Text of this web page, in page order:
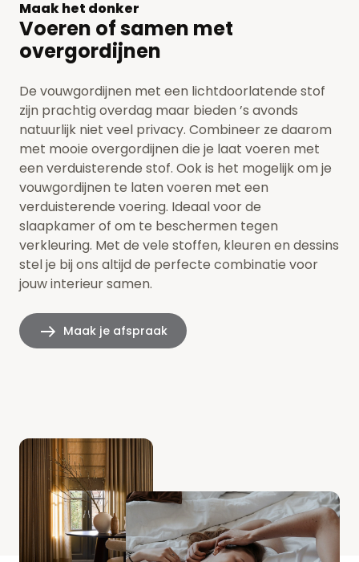
Maak het donker
Voeren of samen met
overgordijnen
De vouwgordijnen met een lichtdoorlatende stof
zijn prachtig overdag maar bieden ’s avonds
natuurlijk niet veel privacy. Combineer ze daarom
met mooie overgordijnen die je laat voeren met
een verduisterende stof. Ook is het mogelijk om je
vouwgordijnen te laten voeren met een
verduisterende voering. Ideaal voor de
slaapkamer of om te beschermen tegen
verkleuring. Met de vele stoffen, kleuren en dessins
stel je bij ons altijd de perfecte combinatie voor
jouw interieur samen.
Maak je afspraak